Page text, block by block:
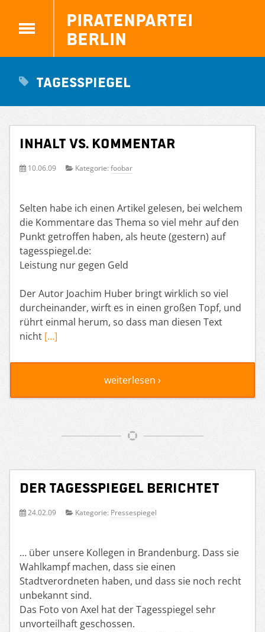
Piratenpartei
Berlin
Tagesspiegel
Inhalt vs. Kommentar
10.06.09 Kategorie: foobar
Selten habe ich einen Artikel gelesen, bei welchem
die Kommentare das Thema so viel mehr auf den
Punkt getroffen haben, als heute (gestern) auf
tagesspiegel.de:
Leistung nur gegen Geld
Der Autor Joachim Huber bringt wirklich so viel
durcheinander, wirft es in einen großen Topf, und
rührt einmal herum, so dass man diesen Text
nicht […]
weiterlesen ›
Der Tagesspiegel berichtet
24.02.09 Kategorie: Pressespiegel
… über unsere Kollegen in Brandenburg. Dass sie
Wahlkampf machen, dass sie einen
Stadtverordneten haben, und dass sie noch recht
unbekannt sind.
Das Foto von Axel hat der Tagesspiegel sehr
unvorteilhaft geschossen.